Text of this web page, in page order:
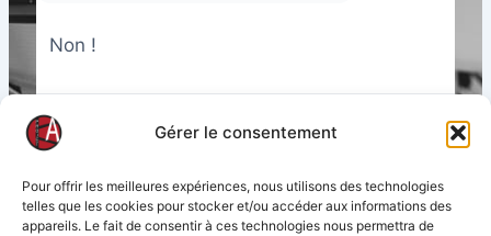
Gérer le consentement
Pour offrir les meilleures expériences, nous utilisons des technologies
telles que les cookies pour stocker et/ou accéder aux informations des
appareils. Le fait de consentir à ces technologies nous permettra de
Non !
What are your Feelings